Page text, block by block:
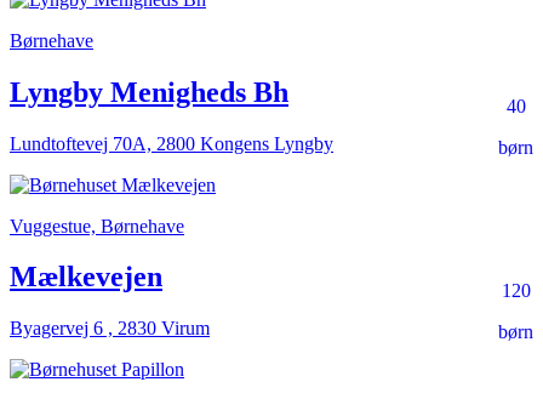
Børnehave
40
børn
Lyngby Menigheds Bh
Lundtoftevej 70A, 2800 Kongens Lyngby
Vuggestue, Børnehave
120
børn
Mælkevejen
Byagervej 6 , 2830 Virum